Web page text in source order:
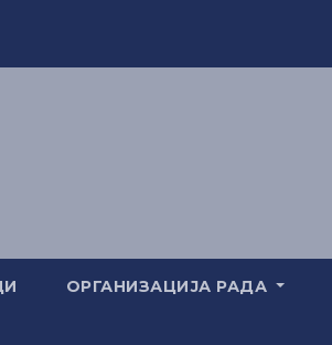
ОРГАНИЗАЦИЈА РАДА